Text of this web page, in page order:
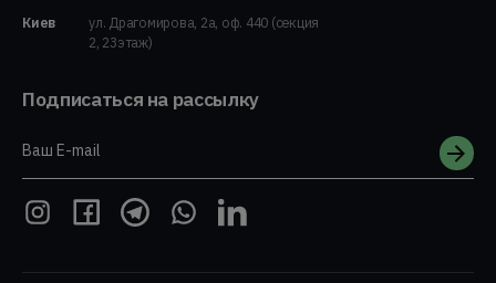
Киев
ул. Драгомирова, 2а, оф. 440 (секция
2, 23этаж)
Подписаться на рассылку
Ваш E-mail